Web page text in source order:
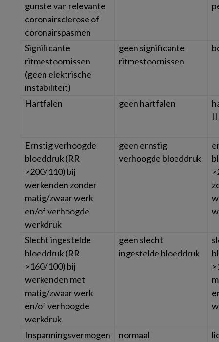
gunste van relevante
coronairsclerose of
coronairspasmen
Significante
ritmestoornissen
(geen elektrische
instabiliteit)
geen significante
ritmestoornissen
Hartfalen geen hartfalen
II
Ernstig verhoogde
bloeddruk (RR
>200/110) bij
werkenden zonder
matig/zwaar werk
en/of verhoogde
werkdruk
geen ernstig
verhoogde bloeddruk
Slecht ingestelde
bloeddruk (RR
>160/100) bij
werkenden met
matig/zwaar werk
en/of verhoogde
werkdruk
geen slecht
ingestelde bloeddruk
Inspanningsvermogen
normaal